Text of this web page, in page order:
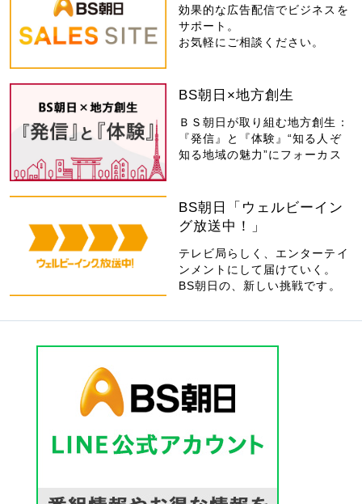
効果的な広告配信でビジネスを
サポート。
お気軽にご相談ください。
BS朝日×地方創生
ＢＳ朝日が取り組む地方創生：
『発信』と『体験』“知る人ぞ
知る地域の魅力”にフォーカス
BS朝日「ウェルビーイン
グ放送中！」
テレビ局らしく、エンターテイ
ンメントにして届けていく。
BS朝日の、新しい挑戦です。